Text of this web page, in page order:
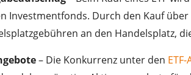
Investmentfonds. Durch den Kauf
an den Handelsplatz,
– Die Konkurrenz unter den